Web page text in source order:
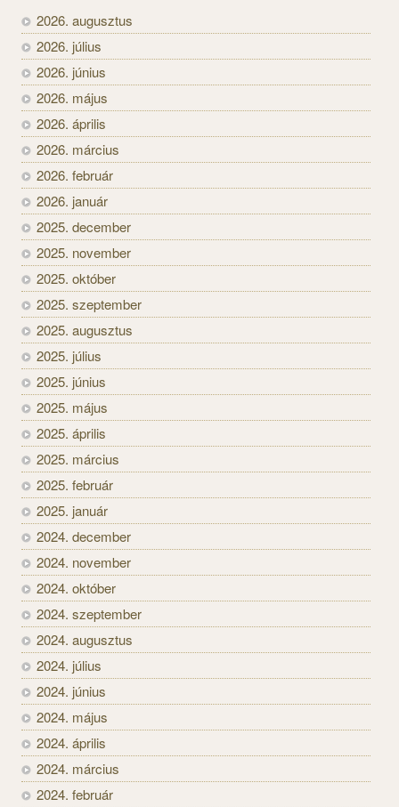
2026. augusztus
2026. július
2026. június
2026. május
2026. április
2026. március
2026. február
2026. január
2025. december
2025. november
2025. október
2025. szeptember
2025. augusztus
2025. július
2025. június
2025. május
2025. április
2025. március
2025. február
2025. január
2024. december
2024. november
2024. október
2024. szeptember
2024. augusztus
2024. július
2024. június
2024. május
2024. április
2024. március
2024. február